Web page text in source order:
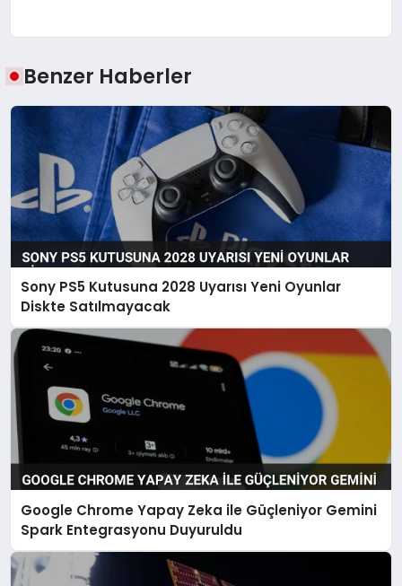
Benzer Haberler
Sony PS5 Kutusuna 2028 Uyarısı Yeni Oyunlar
Diskte Satılmayacak
Google Chrome Yapay Zeka ile Güçleniyor Gemini
Spark Entegrasyonu Duyuruldu